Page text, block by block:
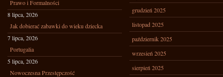
Prawo i Formalności
8 lipca, 2026
Jak dobierać zabawki do wieku dziecka
7 lipca, 2026
Portugalia
5 lipca, 2026
Nowoczesna Przestępczość
grudzień 2025
listopad 2025
październik 2025
wrzesień 2025
sierpień 2025